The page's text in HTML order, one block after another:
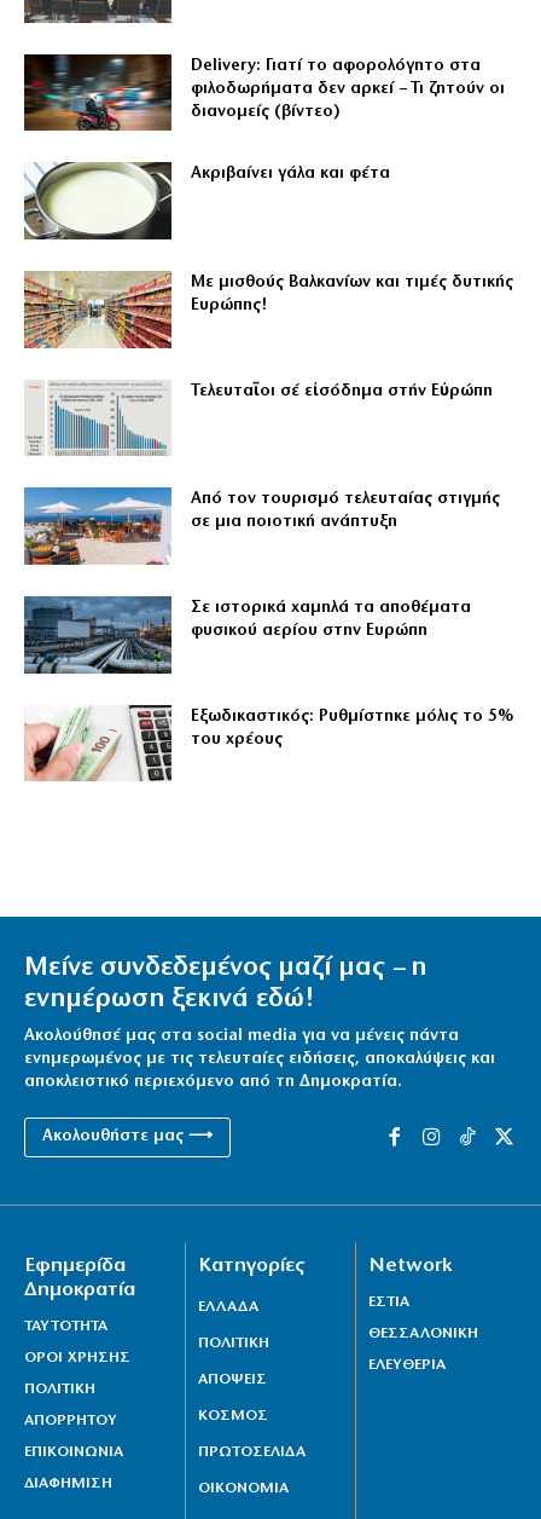
Delivery: Γιατί το αφορολόγητο στα
φιλοδωρήματα δεν αρκεί – Τι ζητούν οι
διανομείς (βίντεο)
Aκριβαίνει γάλα και φέτα
Με μισθούς Βαλκανίων και τιμές δυτικής
Ευρώπης!
Τελευταῖοι σέ εἰσόδημα στήν Εὐρώπη
Από τον τουρισμό τελευταίας στιγμής
σε μια ποιοτική ανάπτυξη
Σε ιστορικά χαμηλά τα αποθέματα
φυσικού αερίου στην Ευρώπη
Εξωδικαστικός: Ρυθμίστηκε μόλις το 5%
του χρέους
Μείνε συνδεδεμένος μαζί μας – η
ενημέρωση ξεκινά εδώ!
Ακολούθησέ μας στα social media για να μένεις πάντα
ενημερωμένος με τις τελευταίες ειδήσεις, αποκαλύψεις και
αποκλειστικό περιεχόμενο από τη Δημοκρατία.
Ακολουθήστε μας ⟶
Εφημερίδα
Δημοκρατία
ΤΑΥΤΟΤΗΤΑ
ΟΡΟΙ ΧΡΗΣΗΣ
ΠΟΛΙΤΙΚΗ
ΑΠΟΡΡΗΤΟΥ
ΕΠΙΚΟΙΝΩΝΙΑ
ΔΙΑΦΗΜΙΣΗ
Κατηγορίες
ΕΛΛΑΔΑ
ΠΟΛΙΤΙΚΗ
ΑΠΟΨΕΙΣ
ΚΟΣΜΟΣ
ΠΡΩΤΟΣΕΛΙΔΑ
ΟΙΚΟΝΟΜΙΑ
Network
ΕΣΤΙΑ
ΘΕΣΣΑΛΟΝΙΚΗ
ΕΛΕΥΘΕΡΙΑ